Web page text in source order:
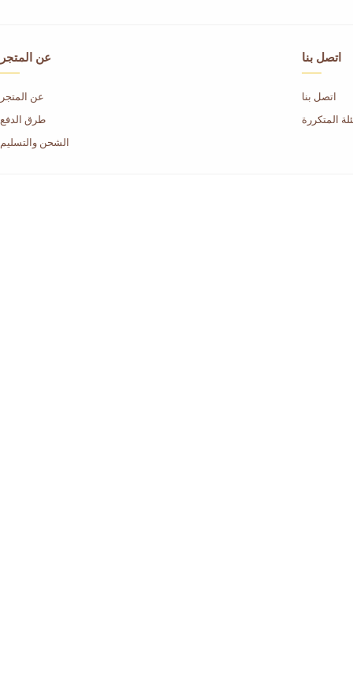
عن المتجر
عن المتجر
طرق الدفع
الشحن والتسليم
اتصل بنا
اتصل بنا
المتكررة